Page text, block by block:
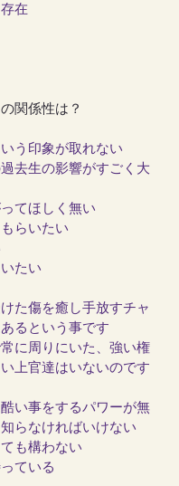
在
関係性は？
う印象が取れない
去生の影響がすごく大
てほしく無い
らいたい
たい
た傷を癒し手放すチャ
るという事です
に周りにいた、強い権
上官達はいないのです
い事をするパワーが無
らなければいけない
も構わない
ている